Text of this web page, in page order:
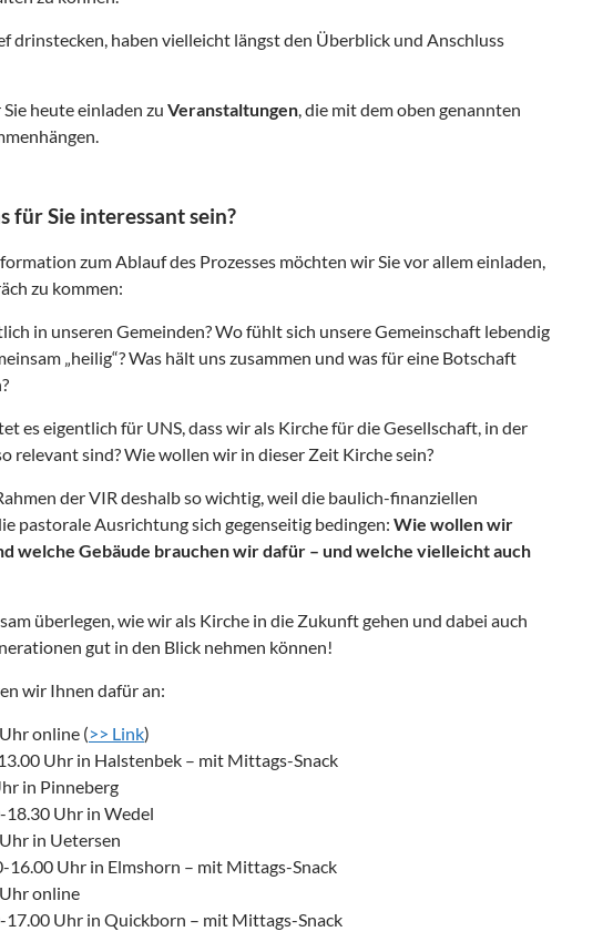
drinstecken, haben vielleicht längst den Überblick und Anschluss
heute einladen zu Veranstaltungen, die mit dem oben genannten
für Sie interessant sein?
zum Ablauf des Prozesses möchten wir Sie vor allem einladen,
zu kommen:
in unseren Gemeinden? Wo fühlt sich unsere Gemeinschaft lebendig
„heilig“? Was hält uns zusammen und was für eine Botschaft
es eigentlich für UNS, dass wir als Kirche für die Gesellschaft, in der
relevant sind? Wie wollen wir in dieser Zeit Kirche sein?
der VIR deshalb so wichtig, weil die baulich-finanziellen
pastorale Ausrichtung sich gegenseitig bedingen: Wie wollen wir
welche Gebäude brauchen wir dafür – und welche vielleicht auch
überlegen, wie wir als Kirche in die Zukunft gehen und dabei auch
gut in den Blick nehmen können!
wir Ihnen dafür an:
online (>> Link)
Uhr in Halstenbek – mit Mittags-Snack
in Pinneberg
18.30 Uhr in Wedel
in Uetersen
16.00 Uhr in Elmshorn – mit Mittags-Snack
online
17.00 Uhr in Quickborn – mit Mittags-Snack